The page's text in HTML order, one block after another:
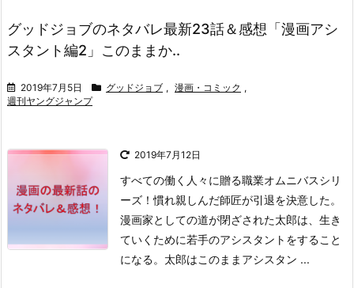
グッドジョブのネタバレ最新23話＆感想「漫画アシ
スタント編2」このままか..
2019年7月5日 グッドジョブ , 漫画・コミック ,
週刊ヤングジャンプ
2019年7月12日
すべての働く人々に贈る職業オムニバスシリ
ーズ！慣れ親しんだ師匠が引退を決意した。
漫画家としての道が閉ざされた太郎は、生き
ていくために若手のアシスタントをすること
になる。 太郎はこのままアシスタン ...